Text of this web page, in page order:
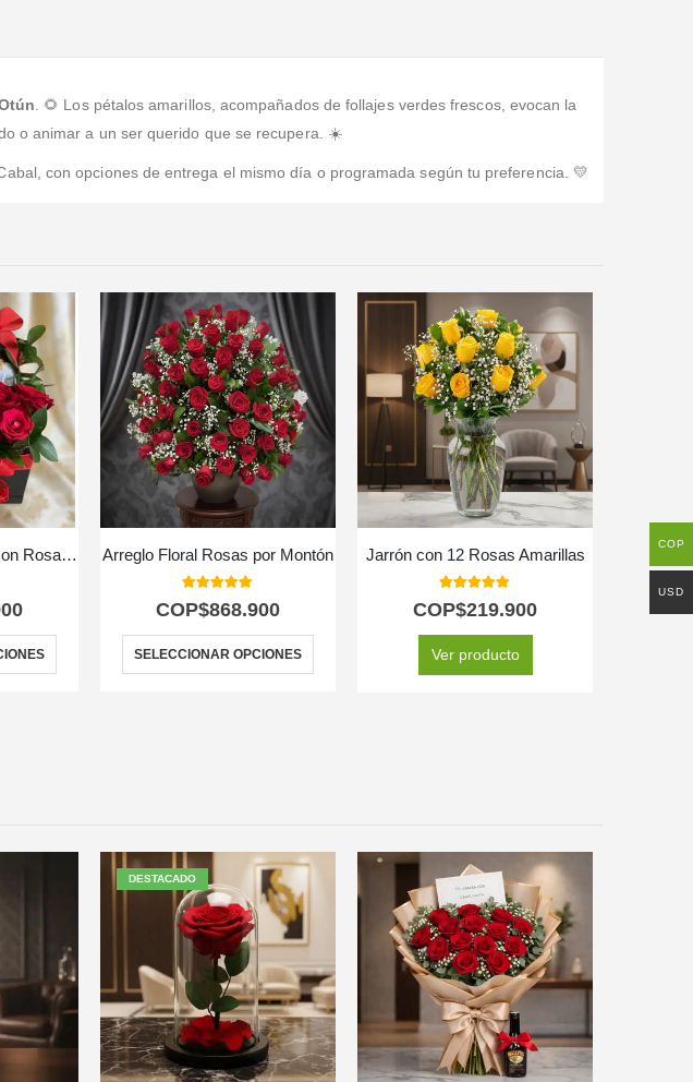
. 🌻 Los pétalos amarillos, acompañados de follajes verdes frescos, evocan la
o animar a un ser querido que se recupera. ☀️
con opciones de entrega el mismo día o programada según tu preferencia. 💛
Caja Floral ENRICO con Rosas, Vino y Chocolates 🍷 Arreglo Floral Rosas por Montón
COP$868.900
SELECCIONAR OPCIONES
Jarrón con 12 Rosas Amarillas
COP$219.900
Ver producto
DESTACADO
COP
USD